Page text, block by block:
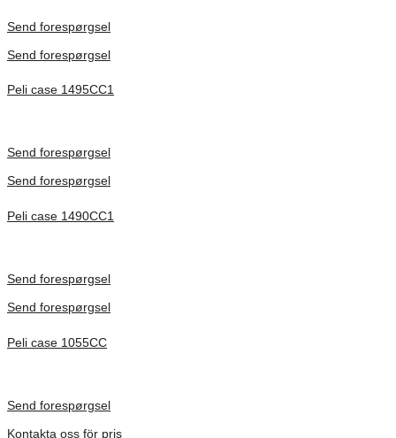
Send forespørgsel
Send forespørgsel
Peli case 1495CC1
Send forespørgsel
Send forespørgsel
Peli case 1490CC1
Send forespørgsel
Send forespørgsel
Peli case 1055CC
Send forespørgsel
Kontakta oss för pris